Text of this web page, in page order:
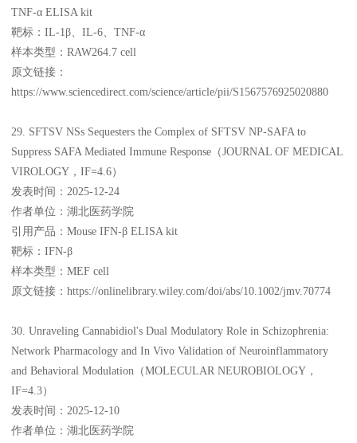
TNF-α ELISA kit
靶标：IL-1β、IL-6、TNF-α
样本类型：RAW264.7 cell
原文链接：
https://www.sciencedirect.com/science/article/pii/S1567576925020880
29. SFTSV NSs Sequesters the Complex of SFTSV NP-SAFA to
Suppress SAFA Mediated Immune Response（JOURNAL OF MEDICAL
VIROLOGY，IF=4.6）
发表时间：2025-12-24
作者单位：湖北医药学院
引用产品：Mouse IFN-β ELISA kit
靶标：IFN-β
样本类型：MEF cell
原文链接：https://onlinelibrary.wiley.com/doi/abs/10.1002/jmv.70774
30. Unraveling Cannabidiol's Dual Modulatory Role in Schizophrenia:
Network Pharmacology and In Vivo Validation of Neuroinflammatory
and Behavioral Modulation（MOLECULAR NEUROBIOLOGY，
IF=4.3）
发表时间：2025-12-10
作者单位：湖北医药学院